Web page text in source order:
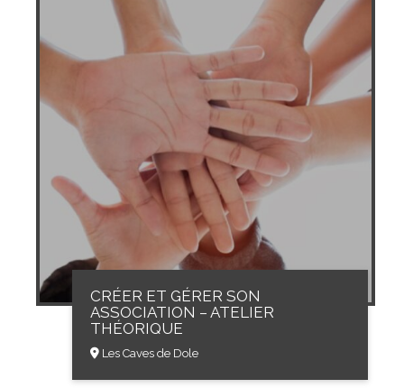
CRÉER ET GÉRER SON
ASSOCIATION – ATELIER
THÉORIQUE
Les Caves de Dole